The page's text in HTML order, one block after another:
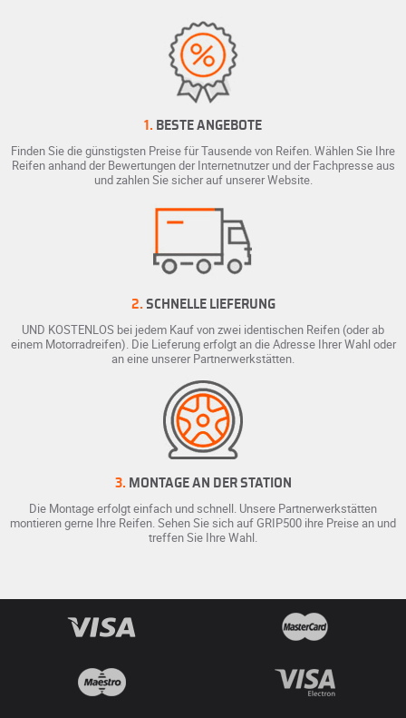
1. BESTE ANGEBOTE
Finden Sie die günstigsten Preise für Tausende von Reifen. Wählen Sie Ihre
Reifen anhand der Bewertungen der Internetnutzer und der Fachpresse aus
und zahlen Sie sicher auf unserer Website.
2. SCHNELLE LIEFERUNG
UND KOSTENLOS bei jedem Kauf von zwei identischen Reifen (oder ab
einem Motorradreifen). Die Lieferung erfolgt an die Adresse Ihrer Wahl oder
an eine unserer Partnerwerkstätten.
3. MONTAGE AN DER STATION
Die Montage erfolgt einfach und schnell. Unsere Partnerwerkstätten
montieren gerne Ihre Reifen. Sehen Sie sich auf GRIP500 ihre Preise an und
treffen Sie Ihre Wahl.